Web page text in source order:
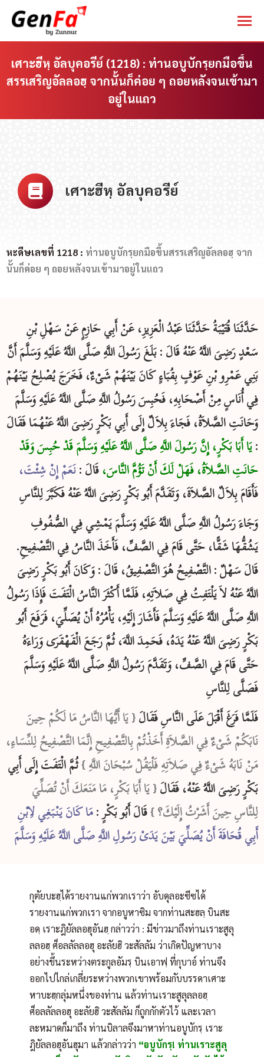
เศาะฮีหฺ อัลบุคอรีย์ (1218) : ท่านอบูบักรฺยกมือขึ้น
สรรเสริญอัลลอฮฺ จากนั้นก็ค่อย ๆ ถอยหลังจนเข้ามา
อยู่ในแถว
เศาะฮีหฺ อัลบุคอรีย์
หะดีษเลขที่ 1218 : ท่านอบูบักรฺยกมือขึ้นสรรเสริญอัลลอฮฺ จาก
นั้นก็ค่อย ๆ ถอยหลังจนเข้ามาอยู่ในแถว
حَدَّثَنَا قُتَيْبَةُ حَدَّثَنَا عَبْدُ الْعَزِيزِ، عَنْ أَبِي حَازِمٍ عَنْ سَهْلِ بْنِ
سَعْدٍ رَضِىَ اللَّهُ عَنْهُ قَالَ : بَلَغَ رَسُولَ اللَّهِ صَلَّى اللَّهُ عَلَيْهِ وَسَلَّمَ أَنَّ
بَنِي عَمْرِو بْنِ عَوْفٍ بِقُبَاءٍ كَانَ بَيْنَهُمْ شَىْءٌ، فَخَرَجَ يُصْلِحُ بَيْنَهُمْ
فِي أُنَاسٍ مِنْ أَصْحَابِهِ، فَحُبِسَ رَسُولُ اللَّهِ صَلَّى اللَّهُ عَلَيْهِ وَسَلَّمَ
وَحَانَتِ الصَّلاَةُ، فَجَاءَ بِلاَلٌ إِلَى أَبِي بَكْرٍ رَضِىَ اللَّهُ عَنْهُمَا فَقَالَ
: يَا أَبَا بَكْرٍ، إِنَّ رَسُولَ اللَّهِ صَلَّى اللَّهُ عَلَيْهِ وَسَلَّمَ قَدْ حُبِسَ وَقَدْ
حَانَتِ الصَّلاَةُ، فَهَلْ لَكَ أَنْ تَؤُمَّ النَّاسَ، قَالَ : نَعَمْ إِنْ شِئْتَ‏،
فَأَقَامَ بِلاَلٌ الصَّلاَةَ، وَتَقَدَّمَ أَبُو بَكْرٍ رَضِىَ اللَّهُ عَنْهُ فَكَبَّرَ لِلنَّاسِ
وَجَاءَ رَسُولُ اللَّهِ صَلَّى اللَّهُ عَلَيْهِ وَسَلَّمَ يَمْشِي فِي الصُّفُوفِ
يَشُقُّهَا شَقًّا، حَتَّى قَامَ فِي الصَّفِّ، فَأَخَذَ النَّاسُ فِي التَّصْفِيحِ‏.‏
قَالَ سَهْلٌ : التَّصْفِيحُ هُوَ التَّصْفِيقُ‏، قَالَ : وَكَانَ أَبُو بَكْرٍ رَضِىَ
اللَّهُ عَنْهُ لاَ يَلْتَفِتُ فِي صَلاَتِهِ، فَلَمَّا أَكْثَرَ النَّاسُ الْتَفَتَ فَإِذَا رَسُولُ
اللَّهِ صَلَّى اللَّهُ عَلَيْهِ وَسَلَّمَ فَأَشَارَ إِلَيْهِ، يَأْمُرُهُ أَنْ يُصَلِّيَ، فَرَفَعَ أَبُو
بَكْرٍ رَضِىَ اللَّهُ عَنْهُ يَدَهُ، فَحَمِدَ اللَّهَ، ثُمَّ رَجَعَ الْقَهْقَرَى وَرَاءَهُ
حَتَّى قَامَ فِي الصَّفِّ، وَتَقَدَّمَ رَسُولُ اللَّهِ صَلَّى اللَّهُ عَلَيْهِ وَسَلَّمَ
فَصَلَّى لِلنَّاسِ
فَلَمَّا فَرَغَ أَقْبَلَ عَلَى النَّاسِ فَقَالَ ‏{ يَا أَيُّهَا النَّاسُ مَا لَكُمْ حِينَ
نَابَكُمْ شَىْءٌ فِي الصَّلاَةِ أَخَذْتُمْ بِالتَّصْفِيحِ إِنَّمَا التَّصْفِيحُ لِلنِّسَاءِ،
مَنْ نَابَهُ شَىْءٌ فِي صَلاَتِهِ فَلْيَقُلْ سُبْحَانَ اللَّهِ ‏}ثُمَّ الْتَفَتَ إِلَى أَبِي
بَكْرٍ رَضِىَ اللَّهُ عَنْهُ، فَقَالَ ‏{ يَا أَبَا بَكْرٍ، مَا مَنَعَكَ أَنْ تُصَلِّيَ
لِلنَّاسِ حِينَ أَشَرْتُ إِلَيْكَ؟ }‏ قَالَ أَبُو بَكْرٍ : مَا كَانَ يَنْبَغِي لاِبْنِ
أَبِي قُحَافَةَ أَنْ يُصَلِّيَ بَيْنَ يَدَىْ رَسُولِ اللَّهِ صَلَّى اللَّهُ عَلَيْهِ وَسَلَّمَ
กุตัยบะฮฺได้รายงานแก่พวกเราว่า อับดุลอะซีซได้
รายงานแก่พวกเรา จากอบูหาซิม จากท่านสะฮลฺ บินสะ
อดฺ เราะฎิยัลลอฮุอันฮฺ กล่าวว่า : มีข่าวมาถึงท่านเราะสูลุ
ลลอฮฺ ศ็อลลัลลอฮุ อะลัยฮิ วะสัลลัม ว่าเกิดปัญหาบาง
อย่างขึ้นระหว่างตระกูลอัมรฺ บินเอาฟฺ ที่กุบาอ์ ท่านจึง
ออกไปไกล่เกลี่ยระหว่างพวกเขาพร้อมกับบรรดาเศาะ
หาบะฮฺกลุ่มหนึ่งของท่าน แล้วท่านเราะสูลุลลอฮฺ
ศ็อลลัลลอฮุ อะลัยฮิ วะสัลลัม ก็ถูกกักตัวไว้ และเวลา
ละหมาดก็มาถึง ท่านบิลาลจึงมาหาท่านอบูบักรฺ เราะ
ฎิยัลลอฮุอันฮุมา แล้วกล่าวว่า “อบูบักรฺ! ท่านเราะสูลุ